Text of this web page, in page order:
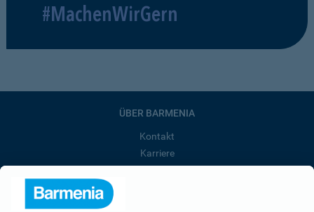
#MachenWirGern
ÜBER BARMENIA
Kontakt
Karriere